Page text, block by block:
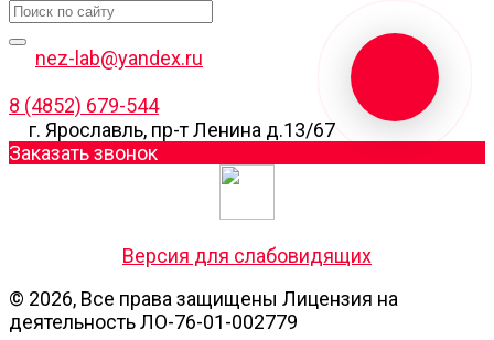
nez-lab@yandex.ru
8 (4852) 679-544
г. Ярославль, пр-т Ленина д.13/67
Заказать звонок
Версия для слабовидящих
© 2026, Все права защищены Лицензия на
деятельность ЛО-76-01-002779